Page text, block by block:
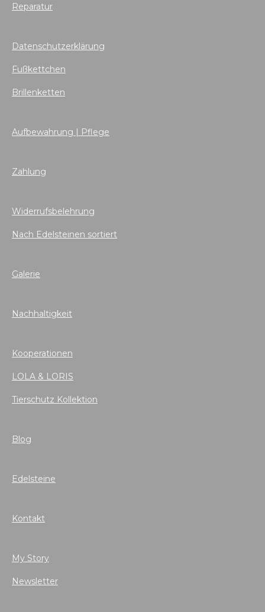
Reparatur
Datenschutzerklärung
Fußkettchen
Brillenketten
Aufbewahrung | Pflege
Zahlung
Widerrufsbelehrung
Nach Edelsteinen sortiert
Galerie
Nachhaltigkeit
Kooperationen
LOLA & LORIS
Tierschutz Kollektion
Blog
Edelsteine
Kontakt
My Story
Newsletter